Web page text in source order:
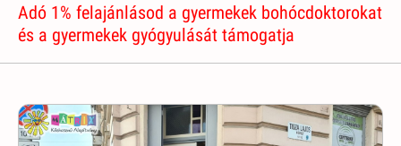
Adó 1% felajánlásod a gyermekek bohócdoktorokat
és a gyermekek gyógyulását támogatja